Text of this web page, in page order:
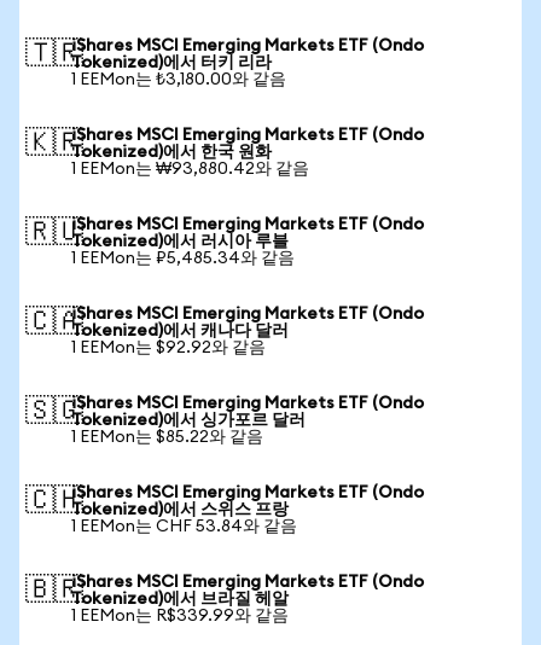
🇹🇷iShares MSCI Emerging Markets ETF (Ondo
Tokenized)에서 터키 리라
1 EEMon는 ₺3,180.00와 같음
🇰🇷iShares MSCI Emerging Markets ETF (Ondo
Tokenized)에서 한국 원화
1 EEMon는 ₩93,880.42와 같음
🇷🇺iShares MSCI Emerging Markets ETF (Ondo
Tokenized)에서 러시아 루블
1 EEMon는 ₽5,485.34와 같음
🇨🇦iShares MSCI Emerging Markets ETF (Ondo
Tokenized)에서 캐나다 달러
1 EEMon는 $92.92와 같음
🇸🇬iShares MSCI Emerging Markets ETF (Ondo
Tokenized)에서 싱가포르 달러
1 EEMon는 $85.22와 같음
🇨🇭iShares MSCI Emerging Markets ETF (Ondo
Tokenized)에서 스위스 프랑
1 EEMon는 CHF 53.84와 같음
🇧🇷iShares MSCI Emerging Markets ETF (Ondo
Tokenized)에서 브라질 헤알
1 EEMon는 R$339.99와 같음